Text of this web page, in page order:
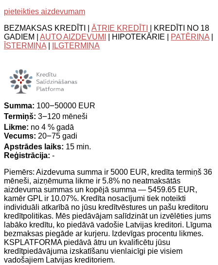
pieteikties aizdevumam
BEZMAKSAS KREDĪTI | ĀTRIE KREDĪTI
| KREDĪTI NO 18
GADIEM | AUTO AIZDEVUMI | HIPOTEKĀRIE | PATĒRIŅA|
ĪSTERMIŅA| ILGTERMIŅA
Summa: 100౼50000 EUR
Termiņš: 3౼120 mēneši
Likme: no 4 % gadā
Vecums: 20౼75 gadi
Apstrādes laiks: 15 min.
Reģistrācija: -
Piemērs: Aizdevuma summa ir 5000 EUR, kredīta termiņš 36
mēneši, aizņēmuma likme ir 5.8% no neatmaksātās
aizdevuma summas un kopējā summa — 5459.65 EUR,
kamēr GPL ir 10.07%. Kredīta nosacījumi tiek noteikti
individuāli atkarībā no jūsu kredītvēstures un pašu kreditoru
kredītpolitikas. Mēs piedāvājam salīdzināt un izvēlēties jums
labāko kredītu, ko piedāvā vadošie Latvijas kreditori. Līguma
bezmaksas piegāde ar kurjeru. Izdevīgas procentu likmes.
KSPLATFORMA piedāvā ātru un kvalificētu jūsu
kredītpiedāvājuma izskatīšanu vienlaicīgi pie visiem
vadošajiem Latvijas kreditoriem.